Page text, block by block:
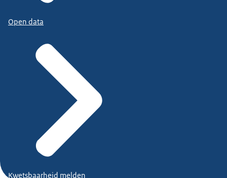
Open data
Kwetsbaarheid melden